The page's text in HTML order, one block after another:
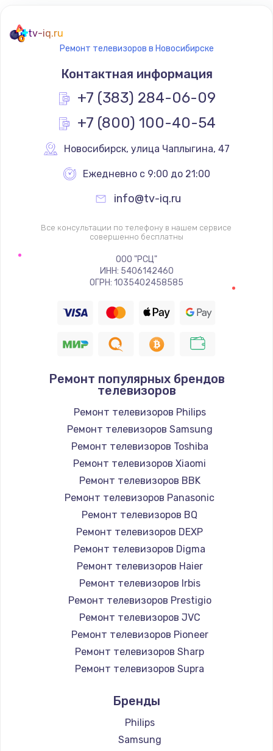
Не сопряжается с устройством
Помехи и искажение звука
Заказать
1400 руб.
Заказать
Восстановление цепи питания, пайка
880 руб.
390 руб.
Замена Bluetooth/Wi-Fi модуля
800 руб.
Замена картридера
Заказать
Замена микросхемы NFC
1100 руб.
Заказать
Замена шим-контроллера
3900 руб.
Заказать
1030 руб.
Заказать
tv-iq.ru
Ремонт телевизоров в Новосибирске
Контактная информация
+7 (383) 284-06-09
+7 (800) 100-40-54
Новосибирск, улица Чаплыгина, 47
Ежедневно с 9:00 до 21:00
info@tv-iq.ru
Все консультации по телефону в нашем сервисе
совершенно бесплатны
ООО "РСЦ"
ИНН: 5406142460
ОГРН: 1035402458585
Ремонт популярных брендов
телевизоров
Ремонт телевизоров Philips
Ремонт телевизоров Samsung
Ремонт телевизоров Toshiba
Ремонт телевизоров Xiaomi
Ремонт телевизоров BBK
Ремонт телевизоров Panasonic
Ремонт телевизоров BQ
Ремонт телевизоров DEXP
Ремонт телевизоров Digma
Ремонт телевизоров Haier
Ремонт телевизоров Irbis
Ремонт телевизоров Prestigio
Ремонт телевизоров JVC
Ремонт телевизоров Pioneer
Ремонт телевизоров Sharp
Ремонт телевизоров Supra
Ремонт телевизоров Hisense
Ремонт телевизоров Daewoo
Ремонт телевизоров Centek
Бренды
Philips
Samsung